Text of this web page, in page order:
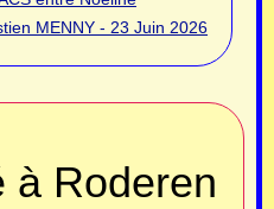
MENNY - 23 Juin 2026
à Roderen